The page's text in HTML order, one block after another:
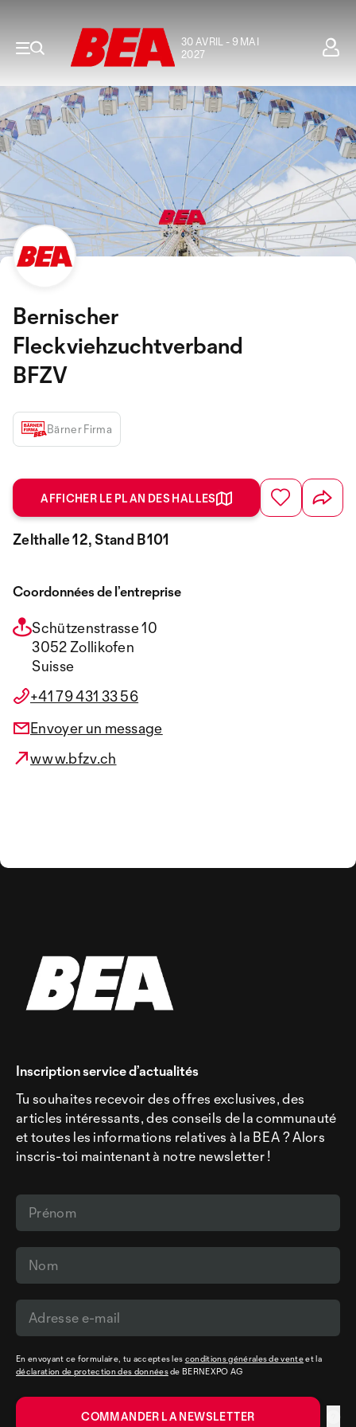
30 AVRIL - 9 MAI
2027
Bernischer
Fleckviehzuchtverband
BFZV
Bärner Firma
AFFICHER LE PLAN DES HALLES
Zelthalle 12, Stand B101
Coordonnées de l’entreprise
Schützenstrasse 10
3052 Zollikofen
Suisse
+41 79 431 33 56
Envoyer un message
www.bfzv.ch
Inscription service d’actualités
Tu souhaites recevoir des offres exclusives, des
articles intéressants, des conseils de la communauté
et toutes les informations relatives à la BEA ? Alors
inscris-toi maintenant à notre newsletter !
En envoyant ce formulaire, tu acceptes les conditions générales de venteet la
déclaration de protection des donnéesde BERNEXPO AG